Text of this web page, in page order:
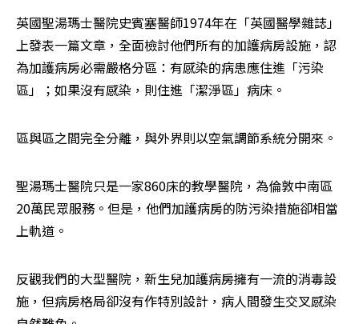
英國聖湯瑪士醫院史賓塞醫師1974年在「英國醫學雜誌」
上發表一篇文章，全面檢討他們所有的加護病房設施，認
為加護病房必需嚴格分區：有感染的病患應住進「污染
區」；如果沒有感染，則住進「潔淨區」病床。
區與區之間完全分離，與外界則以空氣調節系統分開來。
聖湯瑪士醫院只是一家860床的教學醫院，為倫敦中南區
20萬民眾服務。但是，他們加護病房的防污染措施卻相當
上軌道。
反觀我們的大型醫院，新生兒加護病房擁有一流的消毒設
施，但病房格局卻沒有作特別設計，病人間發生交叉感染